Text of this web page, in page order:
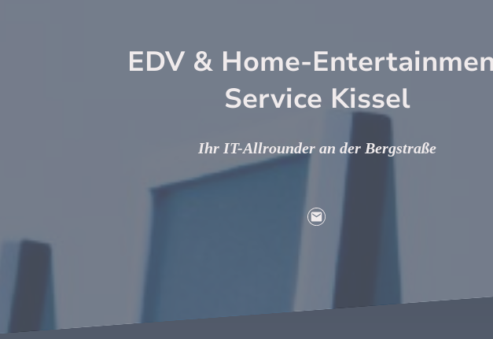
EDV & Home-
Service Kissel
Ihr IT-Allrounder an der Bergstraße